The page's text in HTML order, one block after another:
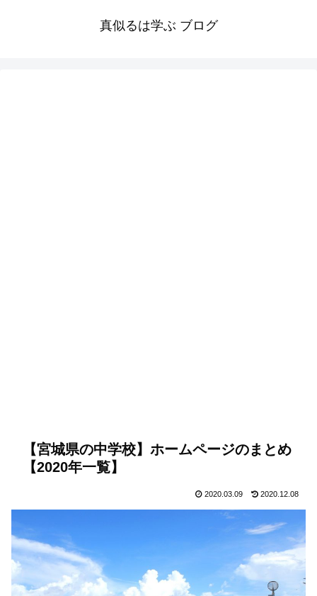
真似るは学ぶ ブログ
【宮城県の中学校】ホームページのまとめ
【2020年一覧】
2020.03.09 2020.12.08